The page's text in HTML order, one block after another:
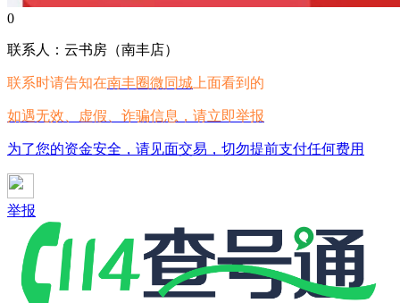
0
联系人：云书房（南丰店）
联系时请告知在南丰圈微同城 上面看到的
如遇无效、虚假、诈骗信息，请立即举报
为了您的资金安全，请见面交易，切勿提前支付任何费用
举报